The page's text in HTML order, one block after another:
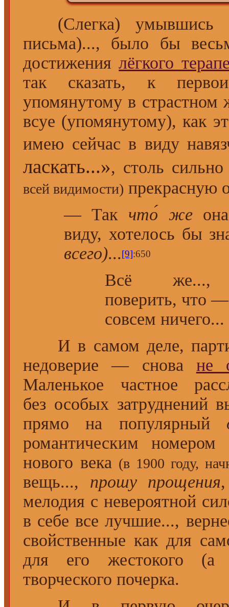
(Слегка) умывшись
письма)..., было бы
достижениялёгкого
так сказать, к
упомянутому в
всуе (упомянутому), как
имею сейчас в виду
ласкать...», столь
всей видимости) прекрасную
— Так что́ же
виду, хотелось бы
всего)...[9]:650
Всё же...,
поверить, что
совсем ничего...
И в самом деле,
недоверие — снова не
Маленькое частное
без особых затруднений
прямо на популярный
романтическим
нового века (в 1900 году,
вещь..., прошу прощения
мелодия с невероятной
в себе все лучшие...,
свойственные как для
для его жестокого (а
творческого почерка.